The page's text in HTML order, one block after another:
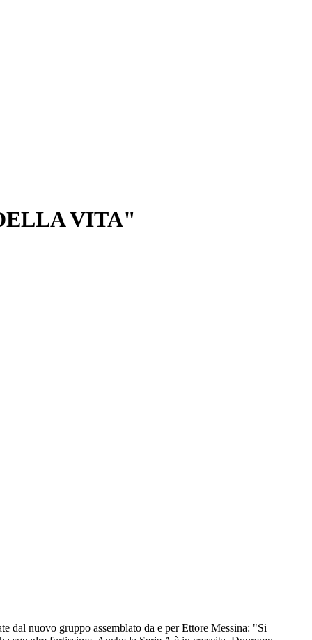
VITA"
dal nuovo gruppo assemblato da e per Ettore Messina: "Si